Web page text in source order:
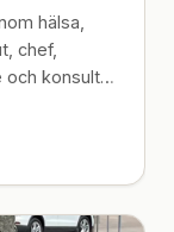
hälsa,
chef,
konsult.